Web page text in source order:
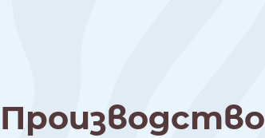
Производство